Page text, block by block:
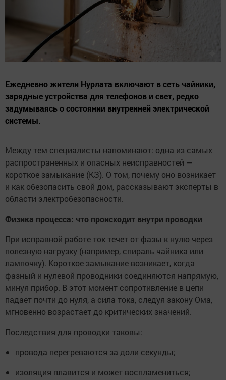
Ежедневно жители Нурлата включают в сеть чайники,
зарядные устройства для телефонов и свет, редко
задумываясь о состоянии внутренней электрической
системы.
Между тем специалисты напоминают: одна из самых
распространенных и опасных неисправностей —
короткое замыкание (КЗ). О том, почему оно возникает
и как обезопасить свой дом, рассказывают эксперты в
области электробезопасности.
Физика процесса: что происходит внутри проводки
При исправной работе ток течет от фазы к нулю через
полезную нагрузку (например, спираль чайника или
лампочку). Короткое замыкание возникает, когда
фазный и нулевой проводники соединяются напрямую,
минуя прибор. В этот момент сопротивление в цепи
падает почти до нуля, а сила тока, следуя закону Ома,
мгновенно возрастает до критических значений.
Последствия для проводки таковы:
провода перегреваются за доли секунды;
изоляция плавится и может воспламениться;